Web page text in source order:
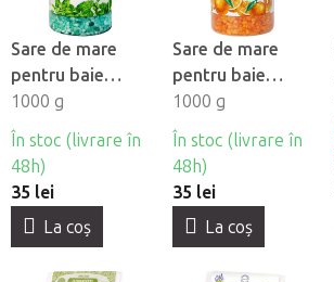
Sare de mare
pentru baie
Yamuna - Mentol
1000 g
În stoc (livrare în
48h)
35 lei
La coş
Sare de mare
pentru baie
Yamuna -
Orange-Shkorica
1000 g
În stoc (livrare în
48h)
35 lei
La coş